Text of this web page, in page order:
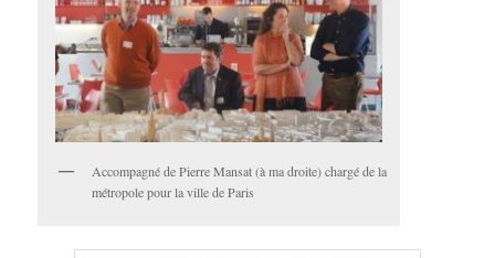
Accompagné de Pierre Mansat (à ma droite) chargé de la
métropole pour la ville de Paris